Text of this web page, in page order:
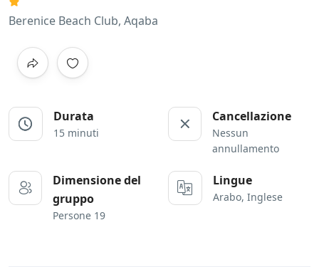
Berenice Beach Club, Aqaba
Durata
15 minuti
Cancellazione
Nessun
annullamento
Dimensione del
gruppo
Persone 19
Lingue
Arabo, Inglese